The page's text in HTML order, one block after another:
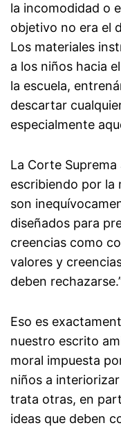
la incomodidad o
objetivo no era el
Los materiales
a los niños hacia
la escuela,
descartar
especialmente
La Corte
escribiendo por la
son
diseñados para
creencias como
valores y
deben
Eso es
nuestro escrito
moral impuesta
niños a
trata otras, en
ideas que deben